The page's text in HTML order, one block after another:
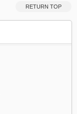
RETURN TOP